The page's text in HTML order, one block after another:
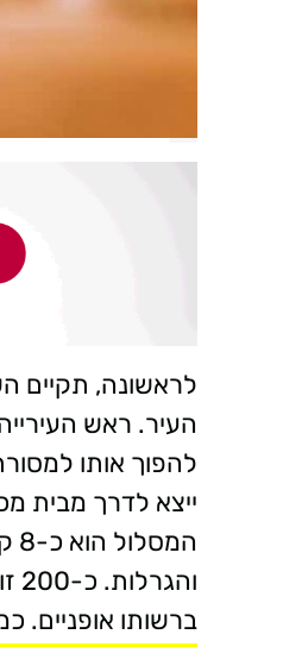
לראשונה, תקיים
העיר. ראש
ייצא לדרך מבית
ברשותו אופניים.